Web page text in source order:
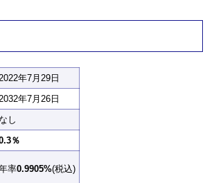
年7月29日
年7月26日
し
％
率0.9905%(税込)